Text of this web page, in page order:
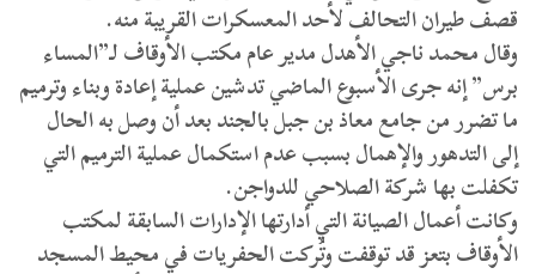
قصف طيران التحالف لأحد المعسكرات القريبة منه.
وقال محمد ناجي الأهدل مدير عام مكتب الأوقاف لـ”المساء
برس” إنه جرى الأسبوع الماضي تدشين عملية إعادة وبناء وترميم
ما تضرر من جامع معاذ بن جبل بالجند بعد أن وصل به الحال
إلى التدهور والإهمال بسبب عدم استكمال عملية الترميم التي
تكفلت بها شركة الصلاحي للدواجن.
وكانت أعمال الصيانة التي أدارتها الإدارات السابقة لمكتب
الأوقاف بتعز قد توقفت وتُركت الحفريات في محيط المسجد